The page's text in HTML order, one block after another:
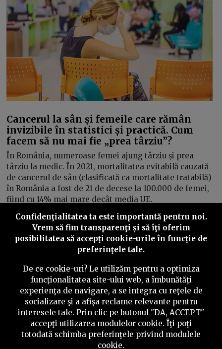
Cancerul la sân și femeile care rămân
invizibile în statistici și practică. Cum
facem să nu mai fie „prea târziu”?
În România, numeroase femei ajung târziu și prea
târziu la medic. În 2021, mortalitatea evitabilă cauzată
de cancerul de sân (clasificată ca mortalitate tratabilă)
în România a fost de 21 de decese la 100.000 de femei,
fiind cu 14% mai mare decât media UE.
Bianca Dragomir 02/10/2025
©2026PressOne.ro
RSSNewslettereDespre noiPolitica editorială
Confidenţialitatea ta este importantă pentru noi.
Vrem să fim transparenţi și să îţi oferim
posibilitatea să accepţi cookie-urile în funcţie de
preferinţele tale.
De ce cookie-uri? Le utilizăm pentru a optimiza
funcţionalitatea site-ului web, a îmbunătăţi
experienţa de navigare, a se integra cu reţele de
socializare şi a afişa reclame relevante pentru
interesele tale. Prin clic pe butonul "DA, ACCEPT"
accepţi utilizarea modulelor cookie. Îţi poţi
totodată schimba preferinţele privind modulele
cookie.